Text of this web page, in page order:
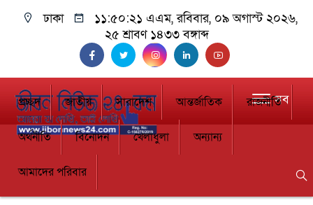
ঢাকা ১১:৫০:২১ এএম, রবিবার, ০৯ অগাস্ট ২০২৬,
২৫ শ্রাবণ ১৪৩৩ বঙ্গাব্দ
প্রচ্ছদ জাতীয় সারাদেশ আন্তর্জাতিক রাজনীতি
অর্থনীতি বিনোদন খেলাধুলা অন্যান্য
আমাদের পরিবার
সব